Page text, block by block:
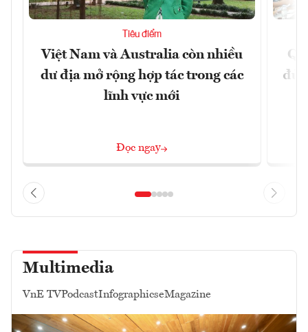
Tiêu điểm
Việt Nam và Australia còn nhiều
dư địa mở rộng hợp tác trong các
lĩnh vực mới
Đọc ngay
đủ
Multimedia
VnE TVPodcastInfographicseMagazine